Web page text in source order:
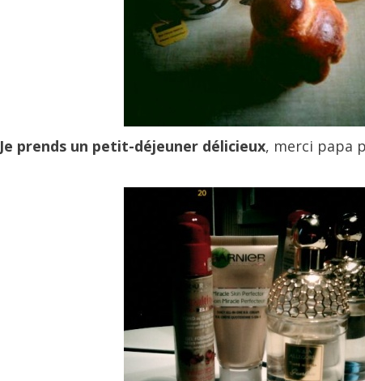
Je prends un petit-déjeuner délicieux, merci papa